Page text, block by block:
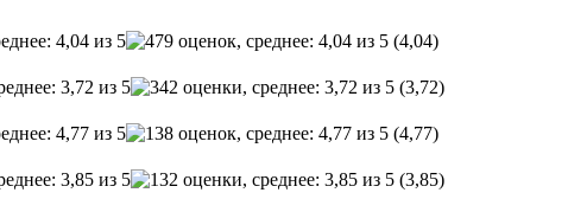
(4,04)
(3,72)
(4,77)
(3,85)